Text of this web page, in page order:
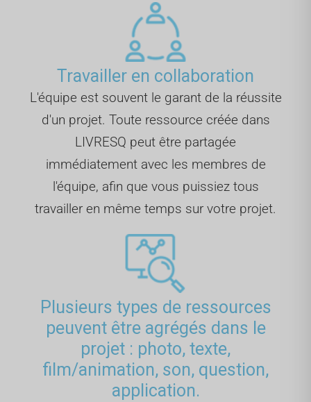
Travailler en collaboration
L'équipe est souvent le garant de la réussite
d'un projet. Toute ressource créée dans
LIVRESQ peut être partagée
immédiatement avec les membres de
l'équipe, afin que vous puissiez tous
travailler en même temps sur votre projet.
Plusieurs types de ressources
peuvent être agrégés dans le
projet : photo, texte,
film/animation, son, question,
application.